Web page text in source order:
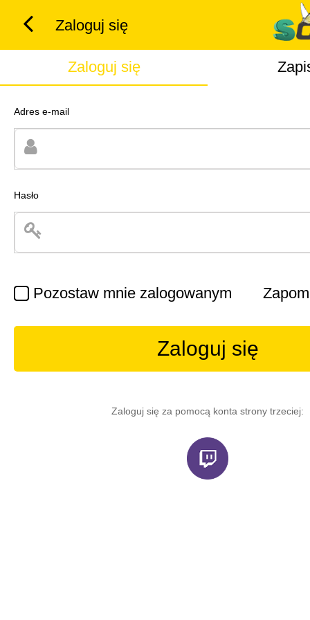
Zaloguj się
Zaloguj się
Adres e-mail
Hasło
Pozostaw mnie zalogowanym
Zaloguj się
Zaloguj się za pomocą konta strony trzeciej: